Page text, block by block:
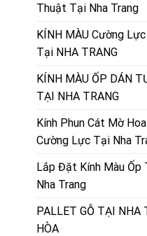
Thuật Tại Nha Trang
KÍNH MÀU Cường
Tại NHA TRANG
KÍNH MÀU ỐP DÁN
TẠI NHA TRANG
Kính Phun Cát Mờ
Cường Lực Tại Nha
Lắp Đặt Kính Màu Ốp
Nha Trang
PALLET GỖ TẠI NHA
HÒA